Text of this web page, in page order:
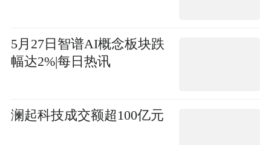
5月27日智谱AI概念板块跌
幅达2%|每日热讯
澜起科技成交额超100亿元